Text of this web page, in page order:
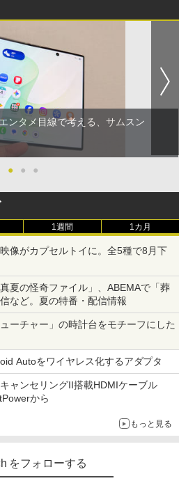
ンタメ目線で考える、サムスン
● ● ●
1週間 1カ月
像がカプセルトイに。全5種で8月下
夏の怪奇ファイル」、ABEMAで「葬
など。夏の特番・配信情報
ーチャー」の時計台をモチーフにした
Autoをワイヤレス化するアダプタ
ャンセリングII搭載HDMIケーブル
から
もっと見る
をフォローする